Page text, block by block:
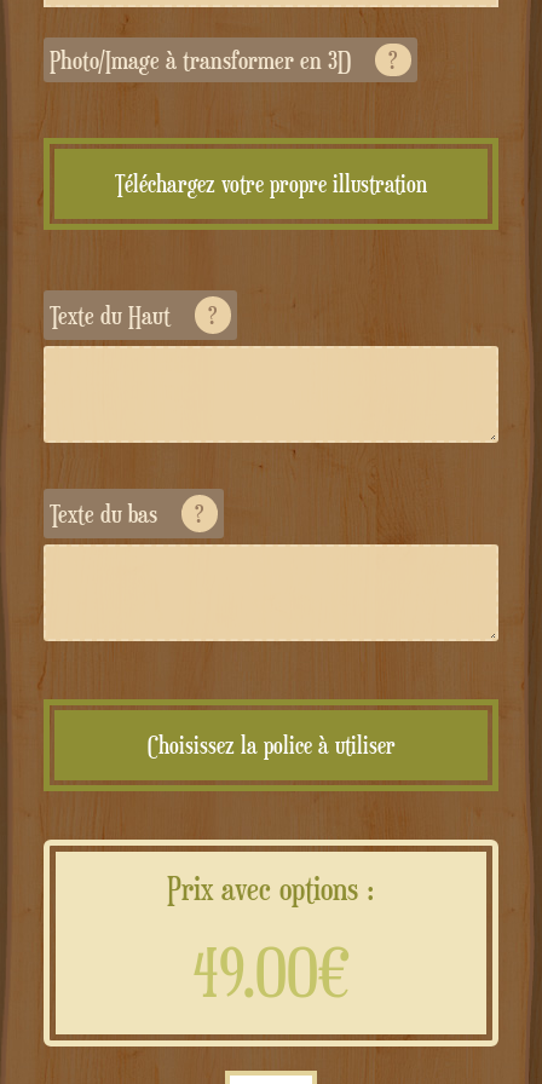
Photo/Image à transformer en 3D ?
Téléchargez votre propre illustration
Texte du Haut ?
Texte du bas ?
Choisissez la police à utiliser
Prix avec options :
49.00€